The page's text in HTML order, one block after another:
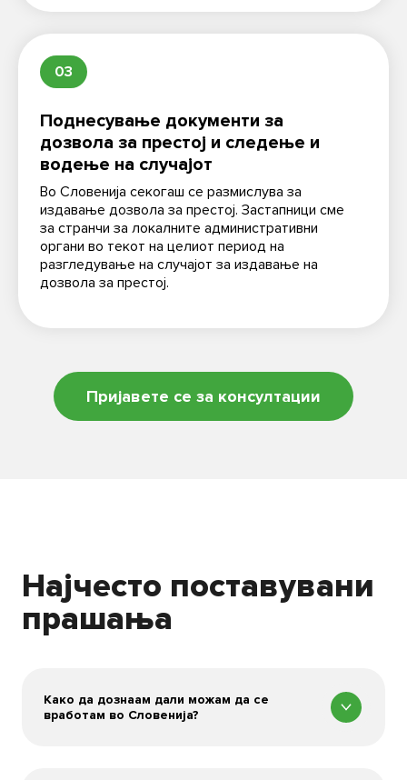
03
Поднесување документи за
дозвола за престој и следење и
водење на случајот
Во Словенија секогаш се размислува за
издавање дозвола за престој. Застапници сме
за странчи за локалните административни
органи во текот на целиот период на
разгледување на случајот за издавање на
дозвола за престој.
Пријавете се за консултации
Најчесто поставувани
прашања
Како да дознаам дали можам да се
вработам во Словенија?